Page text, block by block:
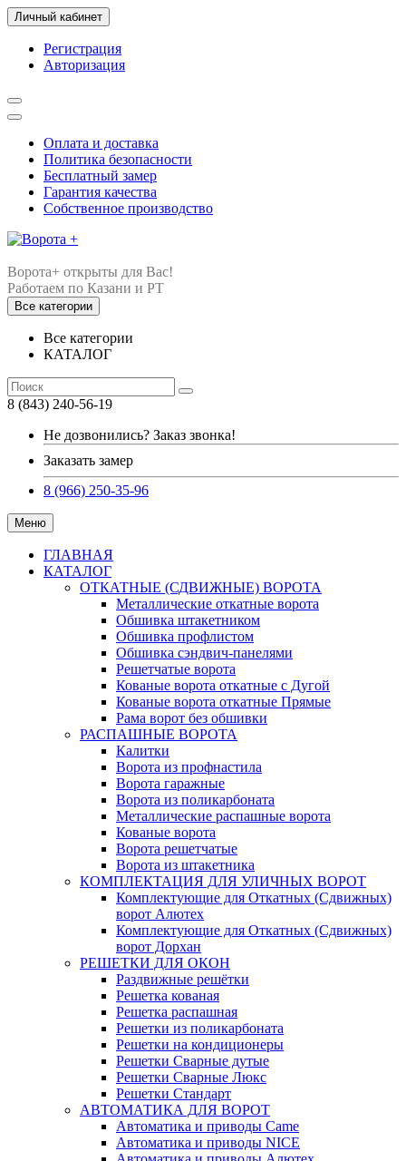
Личный кабинет
Регистрация
Авторизация
Оплата и доставка
Политика безопасности
Бесплатный замер
Гарантия качества
Собственное производство
Ворота+ открыты для Вас!
Все категории
Все категории
КАТАЛОГ
8 (843) 240-56-19
Не дозвонились? Заказ звонка!
Заказать замер
8 (966) 250-35-96
Меню
ГЛАВНАЯ
КАТАЛОГ
ОТКАТНЫЕ (СДВИЖНЫЕ) ВОРОТА
Металлические откатные ворота
Обшивка штакетником
Обшивка профлистом
Обшивка сэндвич-панелями
Решетчатые ворота
Кованые ворота откатные с Дугой
Кованые ворота откатные Прямые
Рама ворот без обшивки
РАСПАШНЫЕ ВОРОТА
Калитки
Ворота из профнастила
Ворота гаражные
Ворота из поликарбоната
Металлические распашные ворота
Кованые ворота
Ворота решетчатые
Ворота из штакетника
КОМПЛЕКТАЦИЯ ДЛЯ УЛИЧНЫХ ВОРОТ
Комплектующие для Откатных (Сдвижных)
ворот Алютех
Комплектующие для Откатных (Сдвижных)
ворот Дорхан
РЕШЕТКИ ДЛЯ ОКОН
Раздвижные решётки
Решетка кованая
Решетка распашная
Решетки из поликарбоната
Решетки на кондиционеры
Решетки Сварные дутые
Решетки Сварные Люкс
Решетки Стандарт
АВТОМАТИКА ДЛЯ ВОРОТ
Автоматика и приводы Came
Автоматика и приводы NICE